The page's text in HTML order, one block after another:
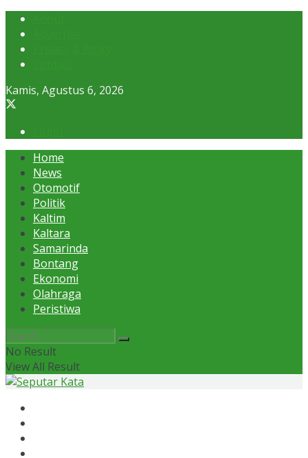
Kamis, Agustus 6, 2026
Home
News
Otomotif
Politik
Kaltim
Kaltara
Samarinda
Bontang
Ekonomi
Olahraga
Peristiwa
No Result
View All Result